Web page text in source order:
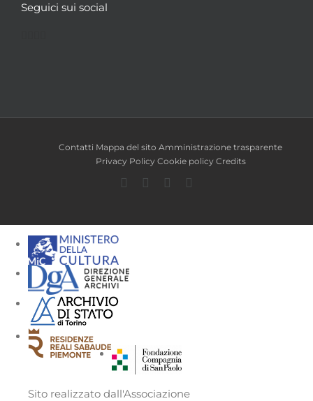
Seguici sui social
Contatti Mappa del sito Amministrazione trasparente
Privacy Policy Cookie policy Credits
Facebook
TwitterYouTube
Sito realizzato dall'Associazione